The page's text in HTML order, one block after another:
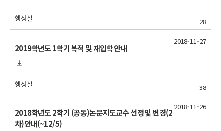
행정실 28
2019학년도 1학기 복적 및 재입학 안내
행정실 38
2018-11-27
2018학년도 2학기 (공동)논문지도교수 선정 및 변경(2
차)안내(~12/5)
2018-11-26